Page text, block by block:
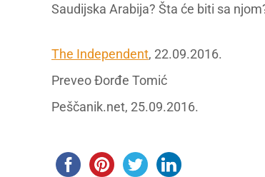
Saudijska Arabija? Šta će biti sa
The Independent, 22.09.2016.
Preveo Đorđe Tomić
Peščanik.net, 25.09.2016.